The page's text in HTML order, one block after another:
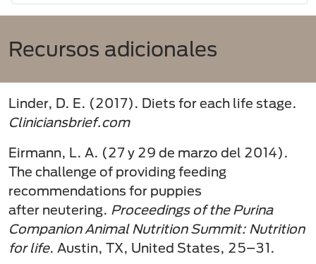
Recursos adicionales
Linder, D. E. (2017). Diets for each life stage.
Cliniciansbrief.com
Eirmann, L. A. (27 y 29 de marzo del 2014).
The challenge of providing feeding
recommendations for puppies
after neutering. Proceedings of the Purina
Companion Animal Nutrition Summit: Nutrition
for life. Austin, TX, United States, 25–31.